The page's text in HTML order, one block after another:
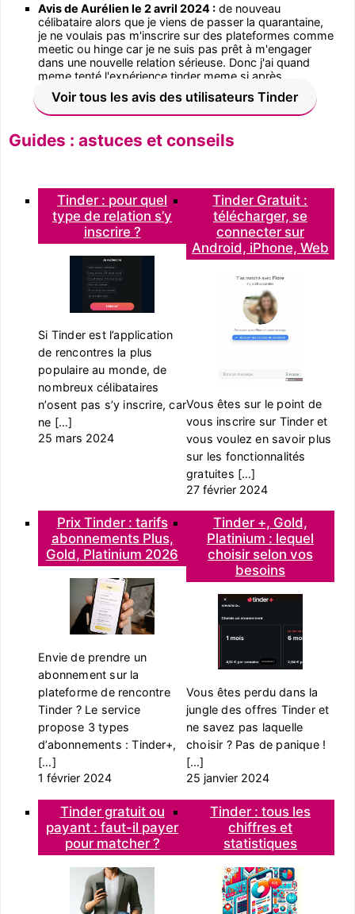
Avis de Aurélien le 2 avril 2024 : de nouveau
célibataire alors que je viens de passer la quarantaine,
je ne voulais pas m'inscrire sur des plateformes comme
meetic ou hinge car je ne suis pas prêt à m'engager
dans une nouvelle relation sérieuse. Donc j'ai quand
meme tenté l'expérience tinder meme si après ...
Voir tous les avis des utilisateurs Tinder
Guides : astuces et conseils
Tinder : pour quel
type de relation s’y
inscrire ?
Si Tinder est l’application
de rencontres la plus
populaire au monde, de
nombreux célibataires
n’osent pas s’y inscrire, car
ne […]
25 mars 2024
Tinder Gratuit :
télécharger, se
connecter sur
Android, iPhone, Web
Vous êtes sur le point de
vous inscrire sur Tinder et
vous voulez en savoir plus
sur les fonctionnalités
gratuites […]
27 février 2024
Prix Tinder : tarifs
abonnements Plus,
Gold, Platinium 2026
Envie de prendre un
abonnement sur la
plateforme de rencontre
Tinder ? Le service
propose 3 types
d’abonnements : Tinder+,
[…]
1 février 2024
Tinder +, Gold,
Platinium : lequel
choisir selon vos
besoins
Vous êtes perdu dans la
jungle des offres Tinder et
ne savez pas laquelle
choisir ? Pas de panique !
[…]
25 janvier 2024
Tinder gratuit ou
payant : faut-il payer
pour matcher ?
Tinder : tous les
chiffres et
statistiques